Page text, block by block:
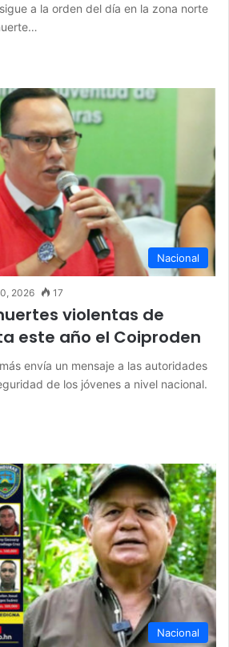
a la orden del día en la zona norte
Nacional
2026 17
violentas de
este año el Coiproden
envía un mensaje a las autoridades
de los jóvenes a nivel nacional.
Nacional